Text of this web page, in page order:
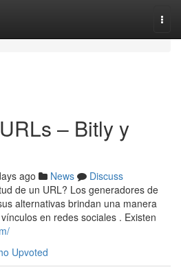
– Bitly y
ago News
Discuss
de un URL? Los generadores de
alternativas brindan una manera
en redes sociales . Existen
Upvoted